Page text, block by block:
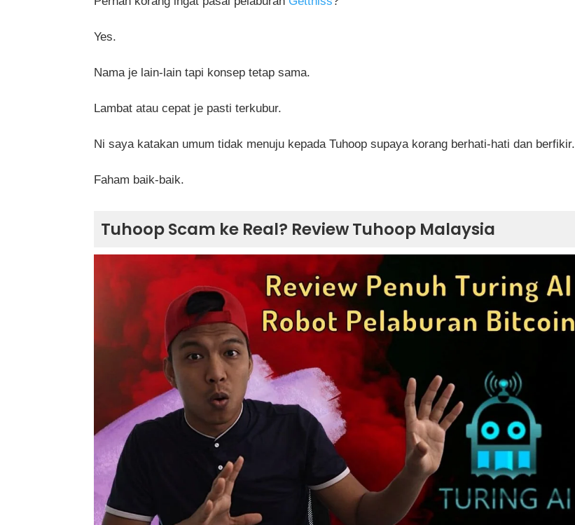
Yes.
Nama je lain-lain tapi konsep tetap sama.
Lambat atau cepat je pasti terkubur.
Ni saya katakan umum tidak menuju kepada Tuhoop supaya korang berhati-hati dan berfikir.
Faham baik-baik.
Tuhoop Scam ke Real? Review Tuhoop Malaysia